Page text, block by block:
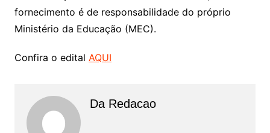
fornecimento é de responsabilidade do próprio
Ministério da Educação (MEC).
Confira o edital AQUI
Da Redacao